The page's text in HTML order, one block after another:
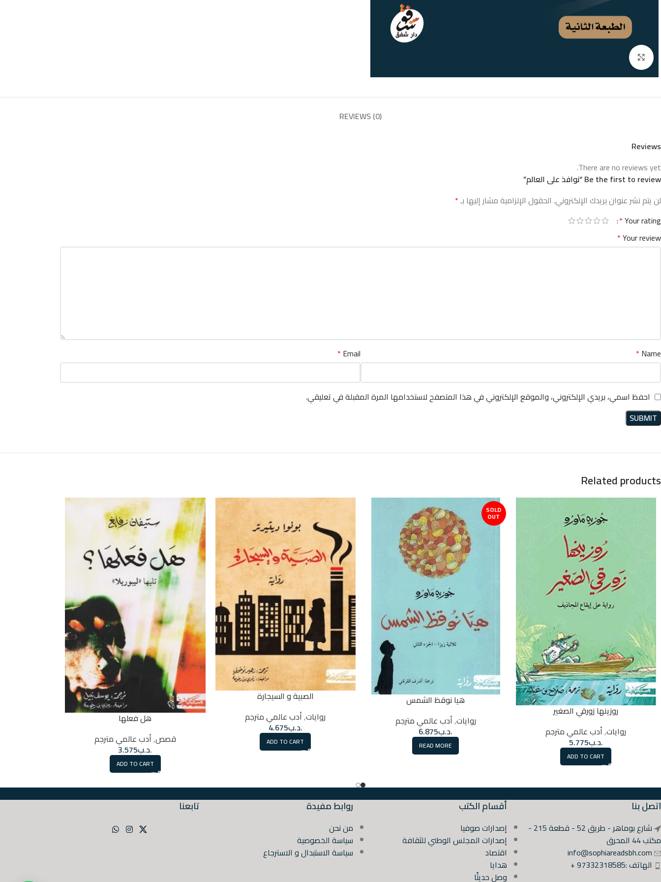
REVIEWS (0)
Reviews
There are no reviews yet.
Be the first to review “نوافذ على العالم”
لن يتم نشر عنوان بريدك الإلكتروني. الحقول الإلزامية مشار إليها بـ*
Your rating
*
Your review
*
Name
*
Email
*
احفظ اسمي، بريدي الإلكتروني، والموقع الإلكتروني في هذا المتصفح لاستخدامها المرة المقبلة في تعليقي.
Related products
روزينها زورقي الصغير
روايات,أدب عالمي مترجم
.د.ب5.775
ADD TO CART
SOLD
OUT
هيا نوقظ الشمس
روايات,أدب عالمي مترجم
.د.ب6.875
READ MORE
الصبية و السيجارة
روايات,أدب عالمي مترجم
.د.ب4.675
ADD TO CART
هل فعلها
قصص,أدب عالمي مترجم
.د.ب3.575
ADD TO CART
اتصل بنا
شارع بوماهر - طريق 52 - قطعة 215 -
مكتب 44 المحرق
info@sophiareadsbh.com
الهاتف :97332318585 +
أقسام الكتب
إصدارات صوفيا
إصدارات المجلس الوطني للثقافة
اقتصاد
هدايا
وصل حديثًا
روابط مفيدة
من نحن
سياسة الخصوصية
سياسة الاستبدال و الاسترجاع
تابعنا